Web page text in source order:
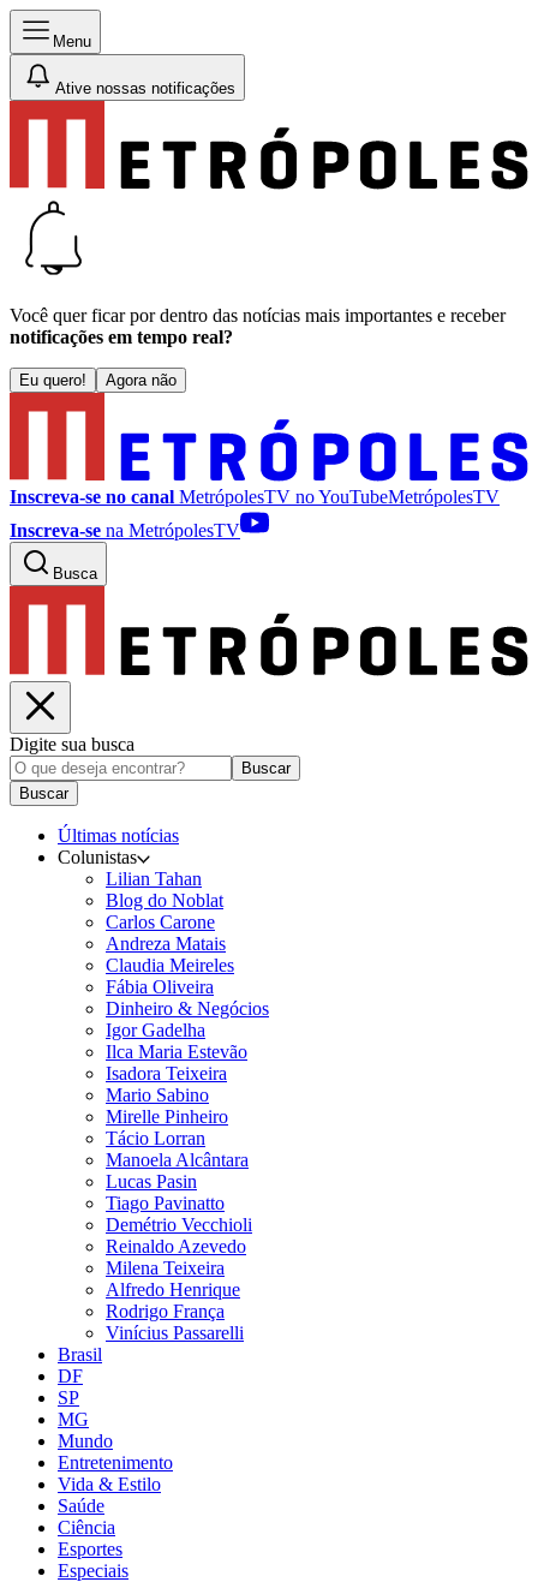
Menu
Ative nossas notificações
Você quer ficar por dentro das notícias mais importantes e receber
notificações em tempo real?
Eu quero! Agora não
Inscreva-se no canal MetrópolesTV noYouTubeMetrópolesTV
Inscreva-se na MetrópolesTV
Busca
Digite sua busca
Buscar
Buscar
Últimas notícias
Colunistas
Lilian Tahan
Blog do Noblat
Carlos Carone
Andreza Matais
Claudia Meireles
Fábia Oliveira
Dinheiro & Negócios
Igor Gadelha
Ilca Maria Estevão
Isadora Teixeira
Mario Sabino
Mirelle Pinheiro
Tácio Lorran
Manoela Alcântara
Lucas Pasin
Tiago Pavinatto
Demétrio Vecchioli
Reinaldo Azevedo
Milena Teixeira
Alfredo Henrique
Rodrigo França
Vinícius Passarelli
Brasil
DF
SP
MG
Mundo
Entretenimento
Vida & Estilo
Saúde
Ciência
Esportes
Especiais